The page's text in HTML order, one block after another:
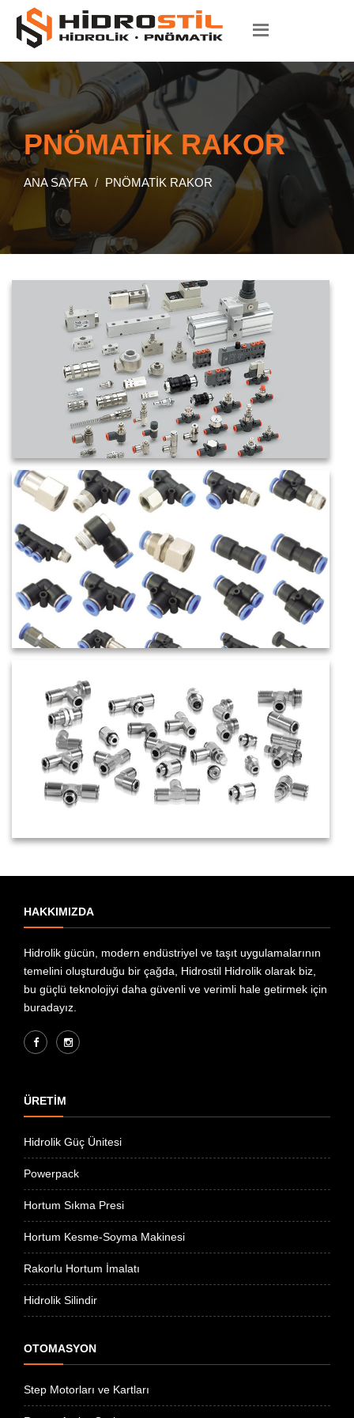
PNÖMATİK RAKOR
ANA SAYFA PNÖMATİK RAKOR
HAKKIMIZDA
Hidrolik gücün, modern endüstriyel ve taşıt uygulamalarının
temelini oluşturduğu bir çağda, Hidrostil Hidrolik olarak biz,
bu güçlü teknolojiyi daha güvenli ve verimli hale getirmek için
buradayız.
ÜRETİM
Hidrolik Güç Ünitesi
Powerpack
Hortum Sıkma Presi
Hortum Kesme-Soyma Makinesi
Rakorlu Hortum İmalatı
Hidrolik Silindir
OTOMASYON
Step Motorları ve Kartları